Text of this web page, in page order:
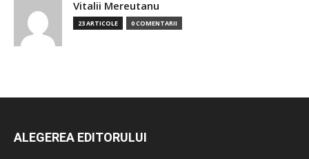
Vitalii Mereutanu
23 ARTICOLE 0 COMENTARII
ALEGEREA EDITORULUI